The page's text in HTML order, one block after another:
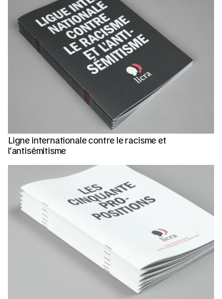
Ligne internationale contre le racisme et
l’antisémitisme